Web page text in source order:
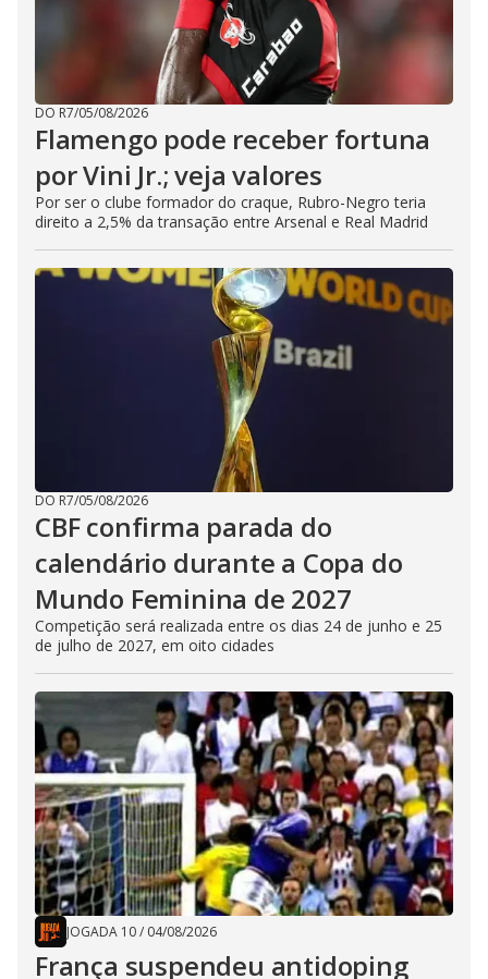
DO R7/05/08/2026
Flamengo pode receber fortuna
por Vini Jr.; veja valores
Por ser o clube formador do craque, Rubro-Negro teria
direito a 2,5% da transação entre Arsenal e Real Madrid
DO R7/05/08/2026
CBF confirma parada do
calendário durante a Copa do
Mundo Feminina de 2027
Competição será realizada entre os dias 24 de junho e 25
de julho de 2027, em oito cidades
JOGADA 10/ 04/08/2026
França suspendeu antidoping